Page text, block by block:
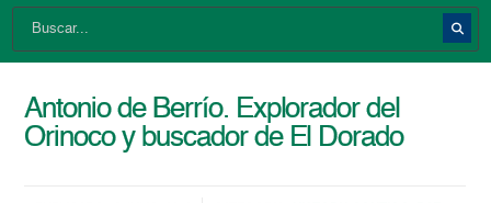
Antonio de Berrío. Explorador del
Orinoco y buscador de El Dorado